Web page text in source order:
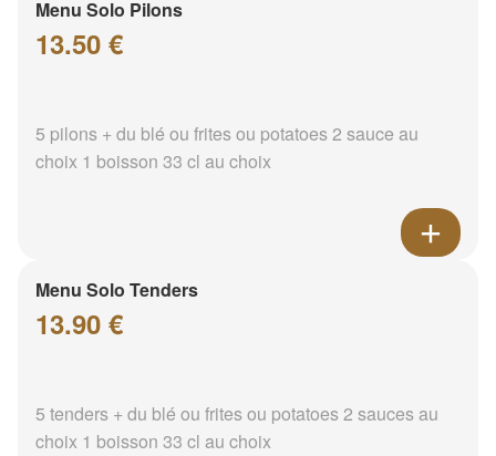
Menu Solo Pilons
13.50 €
5 pilons + du blé ou frites ou potatoes 2 sauce au
choix 1 boisson 33 cl au choix
Menu Solo Tenders
13.90 €
5 tenders + du blé ou frites ou potatoes 2 sauces au
choix 1 boisson 33 cl au choix